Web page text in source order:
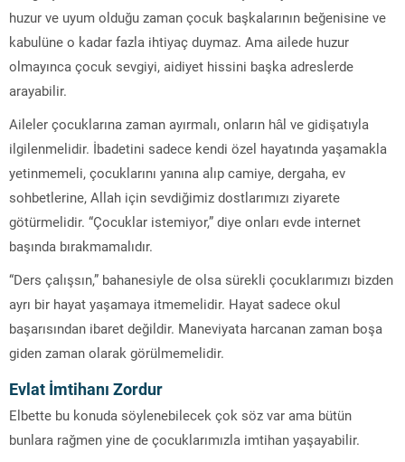
huzur ve uyum olduğu zaman çocuk başkalarının beğenisine ve
kabulüne o kadar fazla ihtiyaç duymaz. Ama ailede huzur
olmayınca çocuk sevgiyi, aidiyet hissini başka adreslerde
arayabilir.
Aileler çocuklarına zaman ayırmalı, onların hâl ve gidişatıyla
ilgilenmelidir. İbadetini sadece kendi özel hayatında yaşamakla
yetinmemeli, çocuklarını yanına alıp camiye, dergaha, ev
sohbetlerine, Allah için sevdiğimiz dostlarımızı ziyarete
götürmelidir. “Çocuklar istemiyor,” diye onları evde internet
başında bırakmamalıdır.
“Ders çalışsın,” bahanesiyle de olsa sürekli çocuklarımızı bizden
ayrı bir hayat yaşamaya itmemelidir. Hayat sadece okul
başarısından ibaret değildir. Maneviyata harcanan zaman boşa
giden zaman olarak görülmemelidir.
Evlat İmtihanı Zordur
Elbette bu konuda söylenebilecek çok söz var ama bütün
bunlara rağmen yine de çocuklarımızla imtihan yaşayabilir.